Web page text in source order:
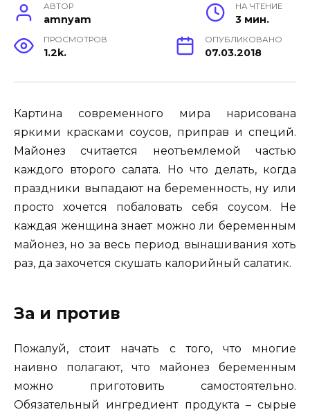
АВТОР
amnyam
НА ЧТЕНИЕ
3 мин.
ПРОСМОТРОВ
1.2k.
ОПУБЛИКОВАНО
07.03.2018
Картина современного мира нарисована
яркими красками соусов, приправ и специй.
Майонез считается неотъемлемой частью
каждого второго салата. Но что делать, когда
праздники выпадают на беременность, ну или
просто хочется побаловать себя соусом. Не
каждая женщина знает можно ли беременным
майонез, но за весь период вынашивания хоть
раз, да захочется скушать калорийный салатик.
За и против
Пожалуй, стоит начать с того, что многие
наивно полагают, что майонез беременным
можно приготовить самостоятельно.
Обязательный ингредиент продукта – сырые